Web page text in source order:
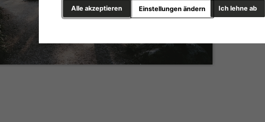
Alle akzeptieren Ich lehne ab
Einstellungen ändern